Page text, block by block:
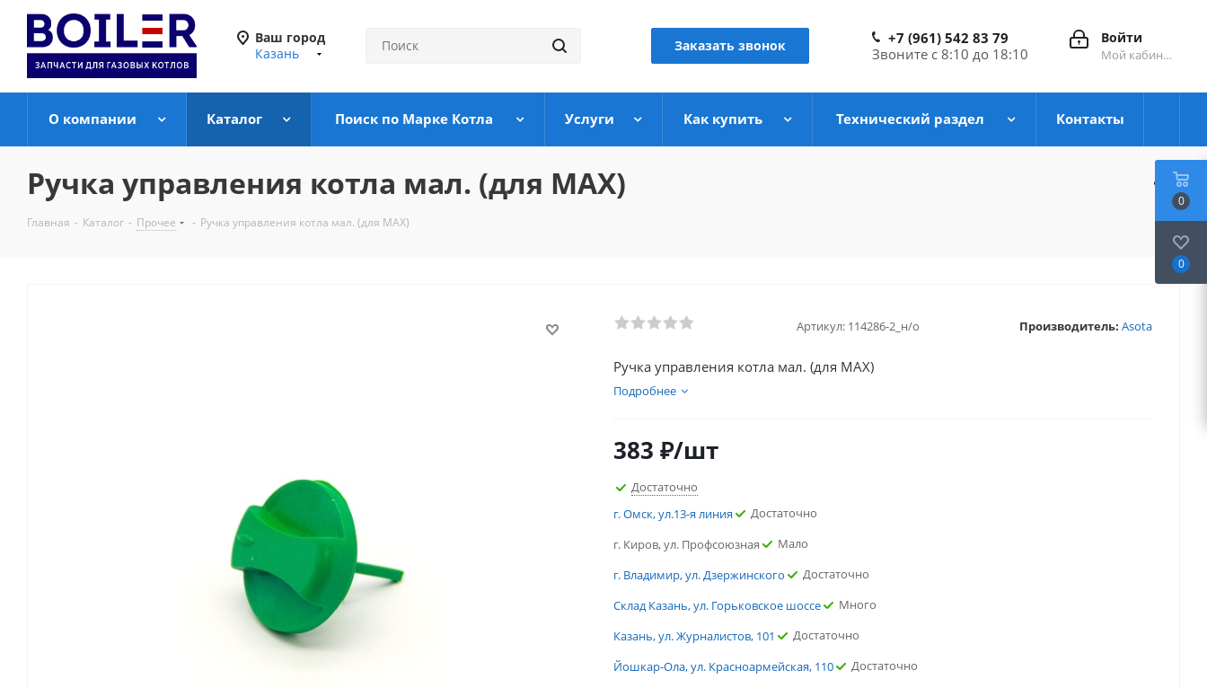
Ваш город
Казань
Заказать звонок Войти
Мой кабинет
+7 (961) 542 83 79
Звоните с 8:10 до 18:10
О компании Каталог Поиск по Марке Котла Услуги Как купить Технический раздел Контакты
Ручка управления котла мал. (для MAX)
Главная - Каталог - Прочее - Ручка управления котла мал. (для MAX)
Артикул: 114286-2_н/о Производитель: Asota
Ручка управления котла мал. (для MAX)
Подробнее
383 ₽/шт
Достаточно
г. Омск, ул.13-я линия
Достаточно
г. Киров, ул. Профсоюзная
Мало
г. Владимир, ул. Дзержинского
Достаточно
Склад Казань, ул. Горьковское шоссе
Много
Казань, ул. Журналистов, 101
Достаточно
Йошкар-Ола, ул. Красноармейская, 110
Достаточно
0
0